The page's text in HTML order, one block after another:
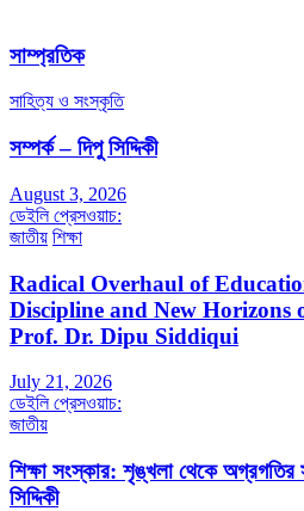
সাম্প্রতিক
সাহিত্য ও সংস্কৃতি
সম্পর্ক – দিপু সিদ্দিকী
August 3, 2026
ডেইলি প্রেসওয়াচ:
জাতীয় শিক্ষা
Radical Overhaul of
Discipline and New Horizons
Prof. Dr. Dipu Siddiqui
July 21, 2026
ডেইলি প্রেসওয়াচ:
জাতীয়
শিক্ষা সংস্কার: শৃঙ্খলা থেকে অগ্রগতির
সিদ্দিকী